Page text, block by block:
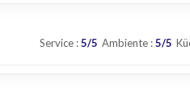
Service: 5/5 Ambiente: 5/5